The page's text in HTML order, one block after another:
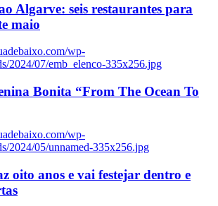
Algarve: seis restaurantes para
maio
wp-
2024/07/emb_elenco-335x256.jpg
Bonita “From The Ocean To
wp-
2024/05/unnamed-335x256.jpg
oito anos e vai festejar dentro e